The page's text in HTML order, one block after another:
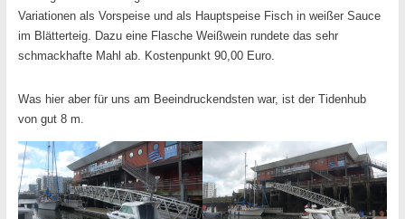
Variationen als Vorspeise und als Hauptspeise Fisch in weißer Sauce
im Blätterteig. Dazu eine Flasche Weißwein rundete das sehr
schmackhafte Mahl ab. Kostenpunkt 90,00 Euro.
Was hier aber für uns am Beeindruckendsten war, ist der Tidenhub
von gut 8 m.